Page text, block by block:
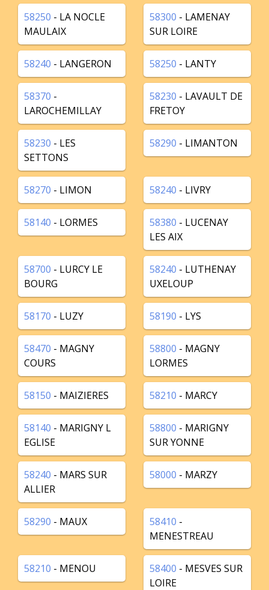
58250 - LA NOCLE
MAULAIX
58300 - LAMENAY
SUR LOIRE
58240 - LANGERON 58250 - LANTY
58370 -
LAROCHEMILLAY
58230 - LAVAULT DE
FRETOY
58230 - LES
SETTONS
58290 - LIMANTON
58270 - LIMON 58240 - LIVRY
58140 - LORMES 58380 - LUCENAY
LES AIX
58700 - LURCY LE
BOURG
58240 - LUTHENAY
UXELOUP
58170 - LUZY 58190 - LYS
58470 - MAGNY
COURS
58800 - MAGNY
LORMES
58150 - MAIZIERES 58210 - MARCY
58140 - MARIGNY L
EGLISE
58800 - MARIGNY
SUR YONNE
58240 - MARS SUR
ALLIER
58000 - MARZY
58290 - MAUX 58410 -
MENESTREAU
58210 - MENOU 58400 - MESVES SUR
LOIRE